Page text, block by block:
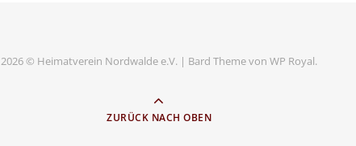
2026 © Heimatverein Nordwalde e.V. | Bard Theme von WP Royal.
ZURÜCK NACH OBEN